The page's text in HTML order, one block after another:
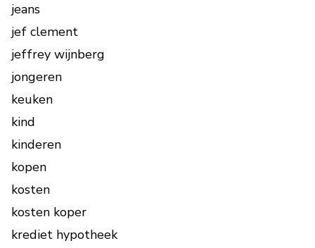
jeans
jef clement
jeffrey wijnberg
jongeren
keuken
kind
kinderen
kopen
kosten
kosten koper
krediet hypotheek